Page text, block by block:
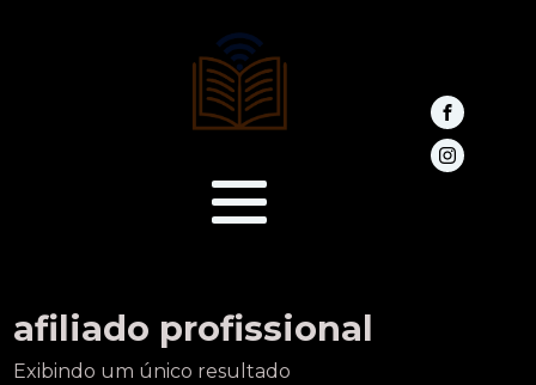
afiliado profissional
Exibindo um único resultado